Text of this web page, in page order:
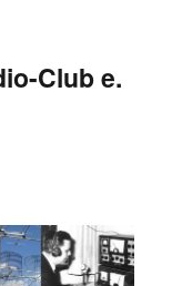
Club e.